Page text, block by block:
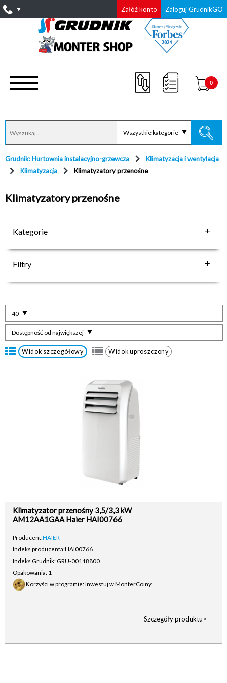
Załóż konto Zaloguj GrudnikGO
Wszystkie kategorie
0
Grudnik: Hurtownia instalacyjno-grzewcza
Klimatyzacja i wentylacja
Klimatyzacja
Klimatyzatory przenośne
Klimatyzatory przenośne
Kategorie
Filtry
Dostępność od największej
40
Widok szczegółowy Widok uproszczony
Klimatyzator przenośny 3,5/3,3 kW
AM12AA1GAA Haier HAI00766
Producent:HAIER
Indeks producenta:HAI00766
Indeks Grudnik: GRU-00118800
Opakowania: 1
Korzyści w programie: Inwestuj w MonterCoiny
Szczegóły produktu>